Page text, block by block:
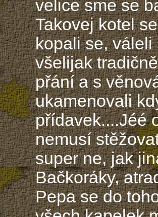
velice sme se
Takovej kotel
kopali se, váleli
všelijak
přání a s
ukamenovali
přídavek....Jéé
nemusí
super ne, jak
Bačkoráky,
Pepa se do